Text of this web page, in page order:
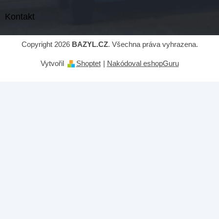
Kontakt
Vytvořil Shoptet | Nakódoval eshopGuru
Copyright 2026 BAZYL.CZ. Všechna práva vyhrazena.